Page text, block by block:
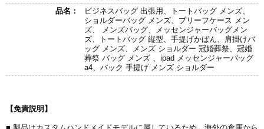
品名：
ビジネスバッグ 出張用、トートバッグ メンズ、
ショルダーバッグ メンズ、ブリーフケース メン
ズ、 メンズバッグ、メッセンジャーバッグメン
ズ、トートバッグ 縦型、手提げかばん、肩掛けバ
ッグ メンズ、メンズ ショルダー 冠婚葬祭、冠婚
葬祭 バッグ メンズ 、ipad メッセンジャーバッグ
a4、バック 手提げ メンズ ショルダー
【免責説明】